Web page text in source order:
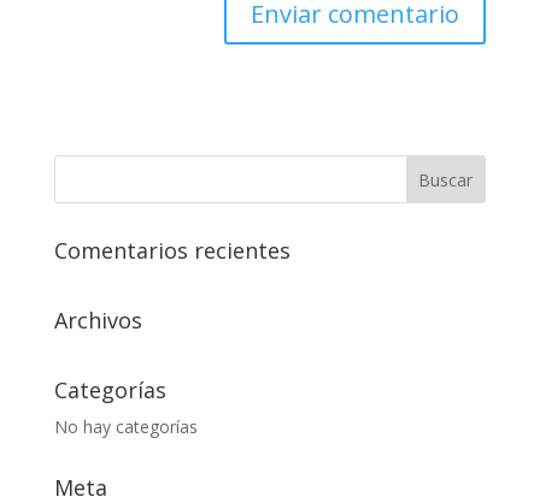
Comentarios recientes
Archivos
Categorías
No hay categorías
Meta